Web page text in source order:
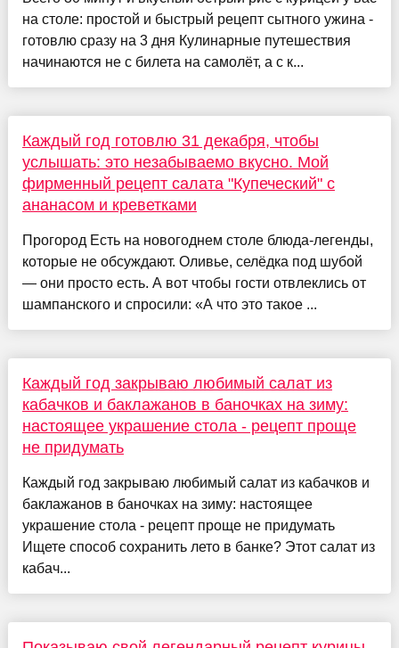
на столе: простой и быстрый рецепт сытного ужина -
готовлю сразу на 3 дня Кулинарные путешествия
начинаются не с билета на самолёт, а с к...
Каждый год готовлю 31 декабря, чтобы
услышать: это незабываемо вкусно. Мой
фирменный рецепт салата "Купеческий" с
ананасом и креветками
Прогород Есть на новогоднем столе блюда-легенды,
которые не обсуждают. Оливье, селёдка под шубой
— они просто есть. А вот чтобы гости отвлеклись от
шампанского и спросили: «А что это такое ...
Каждый год закрываю любимый салат из
кабачков и баклажанов в баночках на зиму:
настоящее украшение стола - рецепт проще
не придумать
Каждый год закрываю любимый салат из кабачков и
баклажанов в баночках на зиму: настоящее
украшение стола - рецепт проще не придумать
Ищете способ сохранить лето в банке? Этот салат из
кабач...